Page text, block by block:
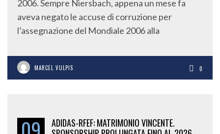
2006. Sempre Niersbach, appena un mese fa
aveva negato le accuse di corruzione per
l’assegnazione del Mondiale 2006 alla
MARCEL VULPIS 0
ADIDAS-RFEF: MATRIMONIO VINCENTE.